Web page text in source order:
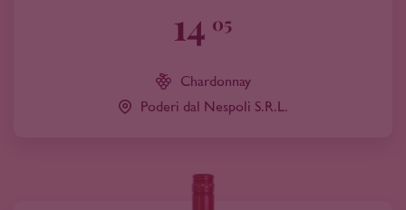
14 05
Chardonnay
Poderi dal Nespoli S.R.L.